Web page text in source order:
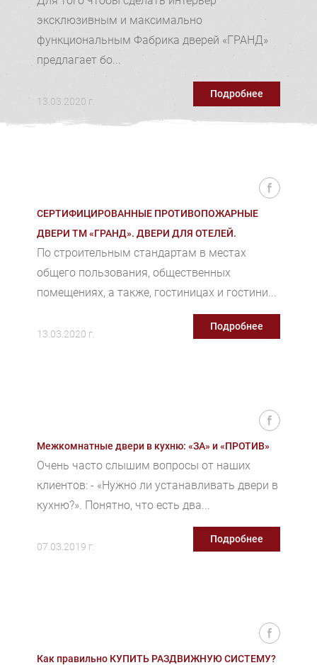
эксклюзивным и максимально
функциональным Фабрика дверей «ГРАНД»
предлагает бо...
13.03.2020 г.
Подробнее
СЕРТИФИЦИРОВАННЫЕ ПРОТИВОПОЖАРНЫЕ
ДВЕРИ ТМ «ГРАНД». ДВЕРИ ДЛЯ ОТЕЛЕЙ.
По строительным стандартам в местах
общего пользования, общественных
помещениях, а также, гостиницах и гостини...
13.03.2020 г.
Подробнее
Межкомнатные двери в кухню: «ЗА» и «ПРОТИВ»
Очень часто слышим вопросы от наших
клиентов: - «Нужно ли устанавливать двери в
кухню?». Понятно, что есть два...
07.03.2019 г.
Подробнее
Как правильно КУПИТЬ РАЗДВИЖНУЮ СИСТЕМУ?